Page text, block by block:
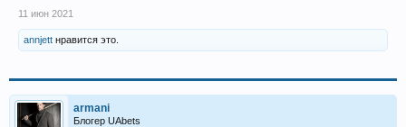
11 июн 2021
annjett нравится это.
armani
Блогер UAbets